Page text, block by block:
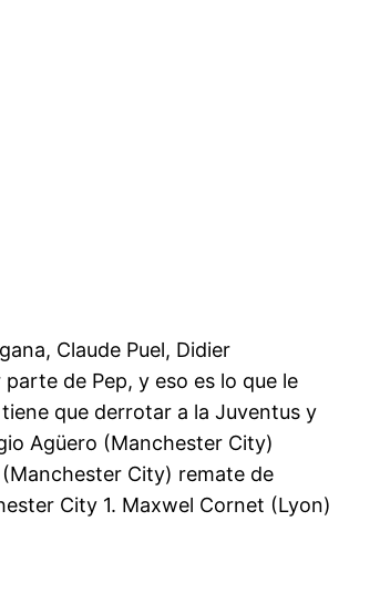
Claude Puel, Didier
de Pep, y eso es lo que le
que derrotar a la Juventus y
Agüero (Manchester City)
City) remate de
City 1. Maxwel Cornet (Lyon)